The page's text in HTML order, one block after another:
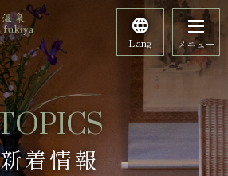
Lang メニュー
新着情報